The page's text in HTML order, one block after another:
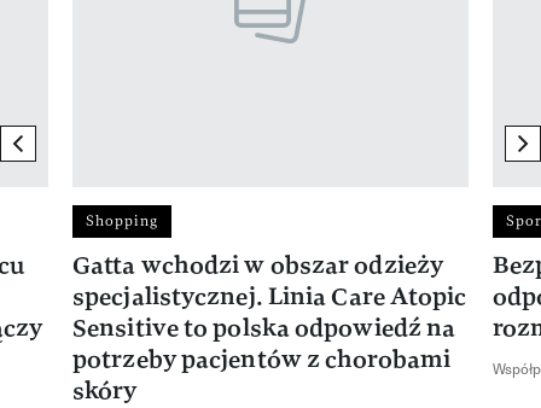
previous element
Shopping
Gatta wchodzi w obszar odzieży
specjalistycznej. Linia Care Atopic
Sensitive to polska odpowiedź na
potrzeby pacjentów z chorobami
skóry